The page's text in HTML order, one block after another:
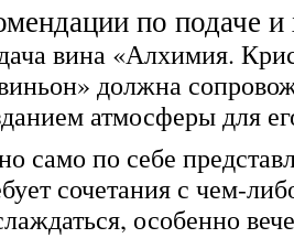
по подаче
вина «Алхимия.
должна
атмосферы для
само по себе
сочетания с чем-
особенно